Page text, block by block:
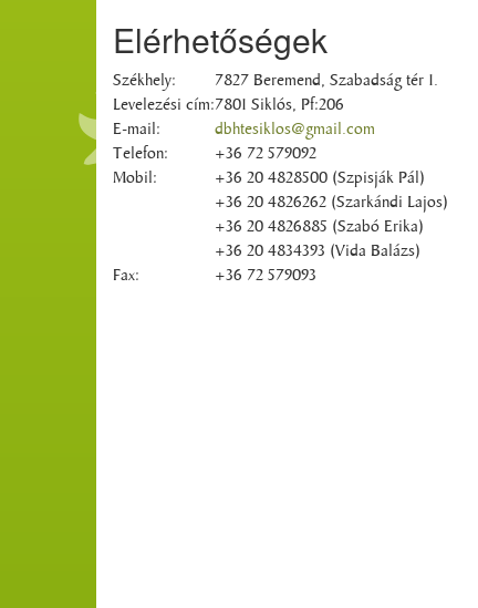
Elérhetőségek
Székhely:
7827 Beremend, Szabadság tér 1.
Levelezési cím:7801 Siklós, Pf:206
E-mail:
dbhtesiklos@gmail.com
Telefon:
+36 72 579092
Mobil:
+36 20 4828500 (Szpisják Pál)
+36 20 4826262 (Szarkándi Lajos)
+36 20 4826885 (Szabó Erika)
+36 20 4834393 (Vida Balázs)
Fax:
+36 72 579093